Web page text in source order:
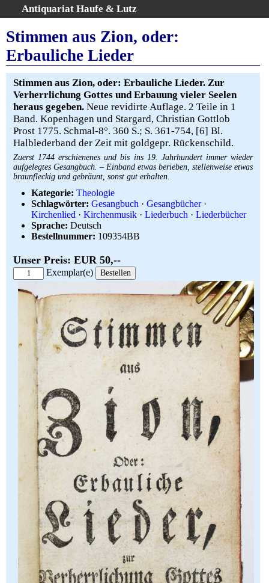
Antiquariat Haufe & Lutz
Home
Gesamtbestand
Erweiterte Suche
Kategorien
Schlagwörter
Warenkorb
AGB
Widerruf
Über uns
Aktuelle Kataloge
Kontakt
Ankauf
Links
Impressum
Stimmen aus Zion, oder:
Erbauliche Lieder
Stimmen aus Zion, oder: Erbauliche Lieder. Zur
Verherrlichung Gottes und Erbauung vieler Seelen
heraus gegeben. Neue revidirte Auflage. 2 Teile in 1
Band. Kopenhagen und Stargard, Christian Gottlob
Prost 1775. Schmal-8°. 360 S.; S. 361-754, [6] Bl.
Halblederband der Zeit mit goldgepr. Rückenschild.
Zuerst 1744 erschienenes und bis ins 19. Jahrhundert immer wieder
aufgelegtes Gesangbuch. – Einband etwas berieben, stellenweise etwas
braunfleckig und gebräunt, sonst gut erhalten.
Kategorie: Theologie
Schlagwörter: Gesangbuch · Gesangbücher·
Kirchenlied · Kirchenmusik · Liederbuch · Liederbücher
Sprache: Deutsch
Bestellnummer: 109354BB
Unser Preis: EUR 50,--
Exemplar(e)